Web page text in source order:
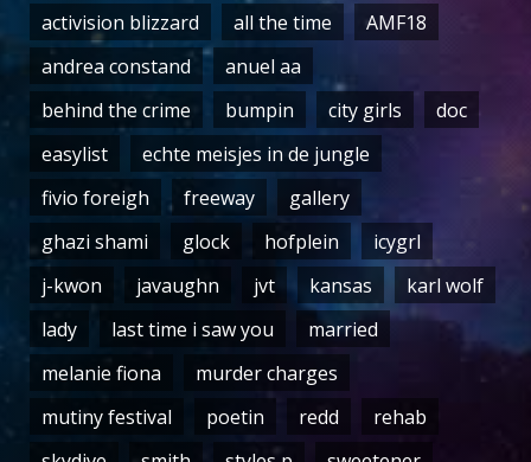
activision blizzard all the time
AMF18
andrea constand
anuel aa
behind the crime
bumpin city girls
doc
easylist
echte meisjes in de jungle
fivio foreigh
freeway
gallery
ghazi shami
glock hofplein
icygrl
j-kwon
javaughn jvt kansas
karl wolf
lady
last time i saw you
married
melanie fiona
murder charges
mutiny festival
poetin redd
rehab